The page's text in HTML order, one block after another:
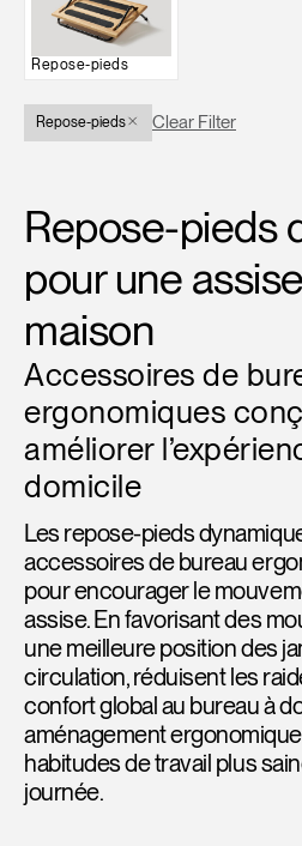
Opens
to
Opens
to
Opens
to
Opens
to
Opens
to
Repose-pieds
Repose-pieds Clear Filter
Repose-pieds
pour une
maison
Accessoires de
ergonomiques
améliorer
domicile
Les repose-pieds
accessoires de bureau
pour encourager le
assise. En favorisant des
une meilleure position des
circulation, réduisent les
confort global au bureau à
aménagement
habitudes de travail plus
journée.